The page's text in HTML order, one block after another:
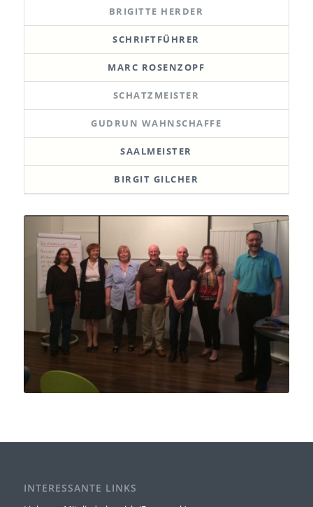
BRIGITTE HERDER
SCHRIFTFÜHRER
MARC ROSENZOPF
SCHATZMEISTER
GUDRUN WAHNSCHAFFE
SAALMEISTER
BIRGIT GILCHER
INTERESSANTE LINKS